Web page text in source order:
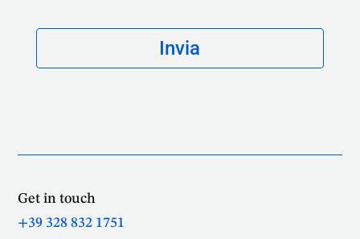
Get in touch
+39 328 832 1751